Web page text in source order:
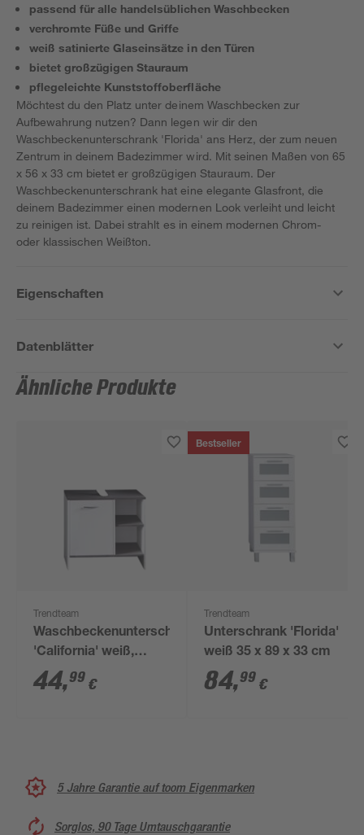
passend für alle handelsüblichen Waschbecken
verchromte Füße und Griffe
weiß satinierte Glaseinsätze in den Türen
bietet großzügigen Stauraum
pflegeleichte Kunststoffoberfläche
Möchtest du den Platz unter deinem Waschbecken zur
Aufbewahrung nutzen? Dann legen wir dir den
Waschbeckenunterschrank 'Florida' ans Herz, der zum neuen
Zentrum in deinem Badezimmer wird. Mit seinen Maßen von 65
x 56 x 33 cm bietet er großzügigen Stauraum. Der
Waschbeckenunterschrank hat eine elegante Glasfront, die
deinem Badezimmer einen modernen Look verleiht und leicht
zu reinigen ist. Dabei strahlt es in einem modernen Chrom-
oder klassischen Weißton.
Eigenschaften
Datenblätter
Ähnliche Produkte
Trendteam
Waschbeckenunterschrank
'California' weiß,
silbern 60 x 55 x 28
cm
44,99 €
Bestseller
Trendteam
Unterschrank 'Florida'
weiß 35 x 89 x 33 cm
84,99 €
5 Jahre Garantie auf toom Eigenmarken
Sorglos, 90 Tage Umtauschgarantie